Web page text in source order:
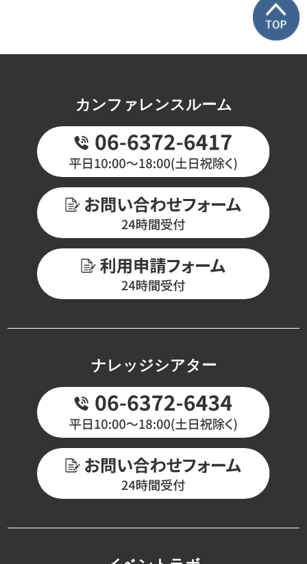
カンファレンスルーム
ナレッジシアター